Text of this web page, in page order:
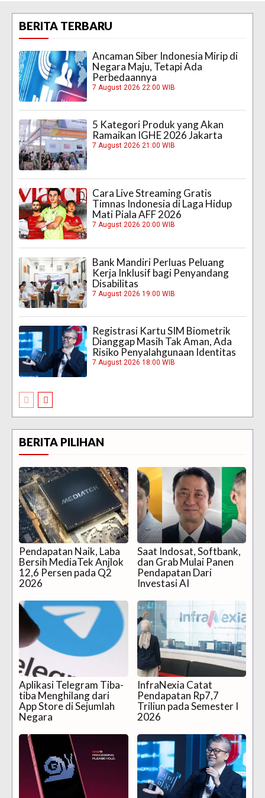
BERITA TERBARU
Ancaman Siber Indonesia Mirip di
Negara Maju, Tetapi Ada
Perbedaannya
7 August 2026 22:00 WIB
5 Kategori Produk yang Akan
Ramaikan IGHE 2026 Jakarta
7 August 2026 21:00 WIB
Cara Live Streaming Gratis
Timnas Indonesia di Laga Hidup
Mati Piala AFF 2026
7 August 2026 20:00 WIB
Bank Mandiri Perluas Peluang
Kerja Inklusif bagi Penyandang
Disabilitas
7 August 2026 19:00 WIB
Registrasi Kartu SIM Biometrik
Dianggap Masih Tak Aman, Ada
Risiko Penyalahgunaan Identitas
7 August 2026 18:00 WIB
BERITA PILIHAN
Pendapatan Naik, Laba
Bersih MediaTek Anjlok
12,6 Persen pada Q2
2026
Saat Indosat, Softbank,
dan Grab Mulai Panen
Pendapatan Dari
Investasi AI
Aplikasi Telegram Tiba-
tiba Menghilang dari
App Store di Sejumlah
Negara
InfraNexia Catat
Pendapatan Rp7,7
Triliun pada Semester I
2026